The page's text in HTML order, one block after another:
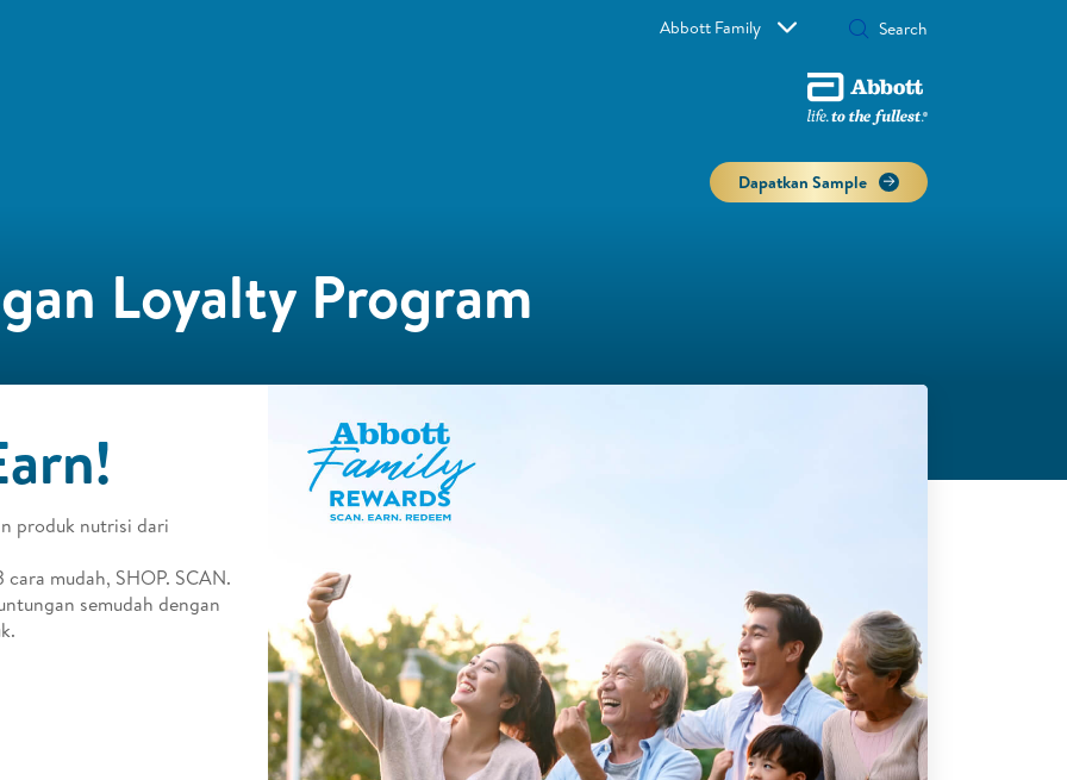
Abbott Family
Dapatkan Sample
Loyalty Program​
produk nutrisi dari
mudah, SHOP. SCAN.
semudah dengan